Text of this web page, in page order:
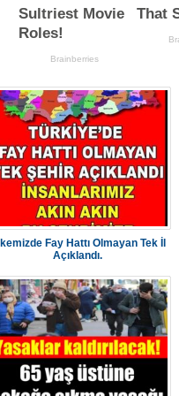
Fay Hattı Olmayan Tek İl
Açıklandı.